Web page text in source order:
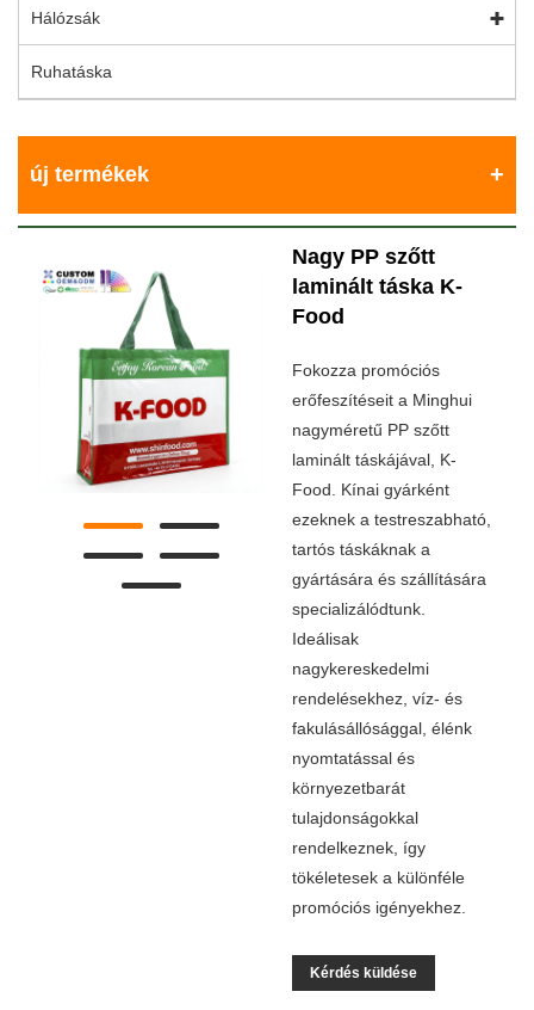
Hálózsák
Ruhatáska
új termékek
Nagy PP szőtt
laminált táska K-
Food
Fokozza promóciós
erőfeszítéseit a Minghui
nagyméretű PP szőtt
laminált táskájával, K-
Food. Kínai gyárként
ezeknek a testreszabható,
tartós táskáknak a
gyártására és szállítására
specializálódtunk.
Ideálisak
nagykereskedelmi
rendelésekhez, víz- és
fakulásállósággal, élénk
nyomtatással és
környezetbarát
tulajdonságokkal
rendelkeznek, így
tökéletesek a különféle
promóciós igényekhez.
Kérdés küldése